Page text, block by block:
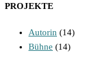
PROJEKTE
Autorin (14)
Bühne (14)